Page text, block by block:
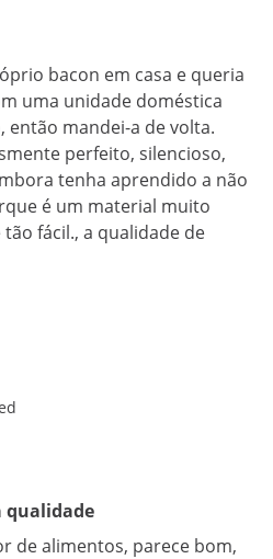
bacon em casa e queria
uma unidade doméstica
mandei-a de volta.
perfeito, silencioso,
tenha aprendido a não
é um material muito
fácil., a qualidade de
qualidade
de alimentos, parece bom,